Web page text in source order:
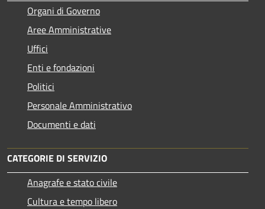
Organi di Governo
Aree Amministrative
Uffici
Enti e fondazioni
Politici
Personale Amministrativo
Documenti e dati
CATEGORIE DI SERVIZIO
Anagrafe e stato civile
Cultura e tempo libero